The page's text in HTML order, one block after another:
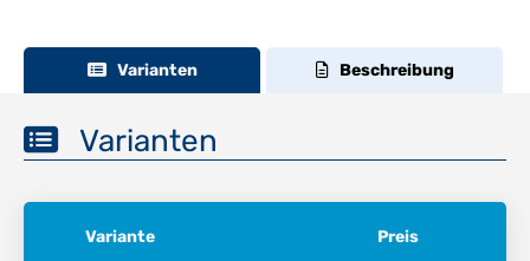
Varianten Beschreibung
Varianten
Variante Preis